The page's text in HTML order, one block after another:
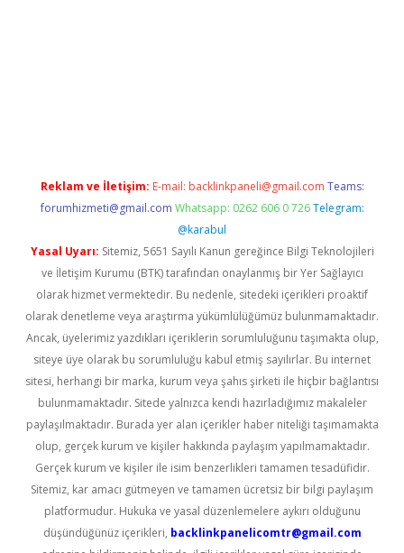
Reklam ve İletişim: E-mail: backlinkpaneli@gmail.com Teams:
forumhizmeti@gmail.com Whatsapp: 0262 606 0 726 Telegram:
@karabul
Yasal Uyarı: Sitemiz, 5651 Sayılı Kanun gereğince Bilgi Teknolojileri
ve İletişim Kurumu (BTK) tarafından onaylanmış bir Yer Sağlayıcı
olarak hizmet vermektedir. Bu nedenle, sitedeki içerikleri proaktif
olarak denetleme veya araştırma yükümlülüğümüz bulunmamaktadır.
Ancak, üyelerimiz yazdıkları içeriklerin sorumluluğunu taşımakta olup,
siteye üye olarak bu sorumluluğu kabul etmiş sayılırlar. Bu internet
sitesi, herhangi bir marka, kurum veya şahıs şirketi ile hiçbir bağlantısı
bulunmamaktadır. Sitede yalnızca kendi hazırladığımız makaleler
paylaşılmaktadır. Burada yer alan içerikler haber niteliği taşımamakta
olup, gerçek kurum ve kişiler hakkında paylaşım yapılmamaktadır.
Gerçek kurum ve kişiler ile isim benzerlikleri tamamen tesadüfidir.
Sitemiz, kar amacı gütmeyen ve tamamen ücretsiz bir bilgi paylaşım
platformudur. Hukuka ve yasal düzenlemelere aykırı olduğunu
düşündüğünüz içerikleri, backlinkpanelicomtr@gmail.com